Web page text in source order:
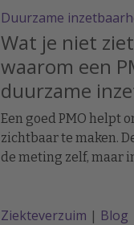
Duurzame
Wat je niet
waarom een
duurzame
Een goed PMO helpt
zichtbaar te maken.
de meting zelf, maar
Ziekteverzuim | Blog